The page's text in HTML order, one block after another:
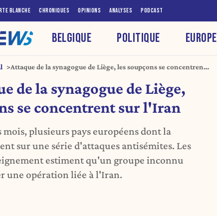
BLANCHE CHRONIQUES OPINIONS ANALYSES PODCAST
BELGIQUE POLITIQUE EUROPE
Attaque de la synagogue de Liège, les soupçons se concentrent
de la synagogue de Liège,
se concentrent sur l'Iran
plusieurs pays européens dont la
sur une série d'attaques antisémites. Les
estiment qu'un groupe inconnu
une opération liée à l'Iran.